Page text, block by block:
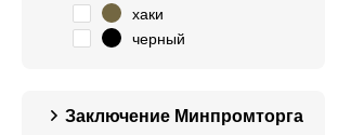
хаки
черный
Заключение Минпромторга